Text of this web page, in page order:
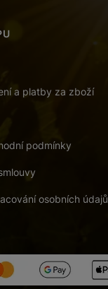
a platby za zboží
podmínky
osobních údajů